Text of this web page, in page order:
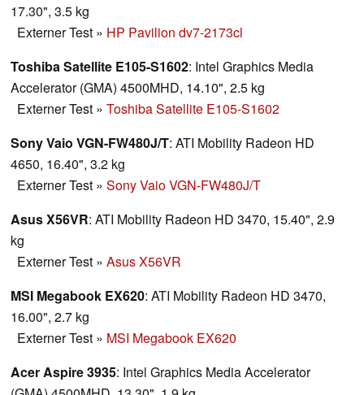
17.30", 3.5 kg
Externer Test » HP Pavilion dv7-2173cl
Toshiba Satellite E105-S1602: Intel Graphics Media
Accelerator (GMA) 4500MHD, 14.10", 2.5 kg
Externer Test » Toshiba Satellite E105-S1602
Sony Vaio VGN-FW480J/T: ATI Mobility Radeon HD
4650, 16.40", 3.2 kg
Externer Test » Sony Vaio VGN-FW480J/T
Asus X56VR: ATI Mobility Radeon HD 3470, 15.40", 2.9
kg
Externer Test » Asus X56VR
MSI Megabook EX620: ATI Mobility Radeon HD 3470,
16.00", 2.7 kg
Externer Test » MSI Megabook EX620
Acer Aspire 3935: Intel Graphics Media Accelerator